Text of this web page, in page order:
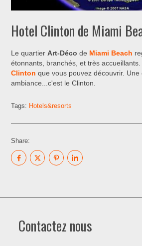
Hotel Clinton de Miami
Le quartierArt-Déco de Miami Beach
étonnants, branchés, et très
Clinton que vous pouvez découvrir.
ambiance...c'est le Clinton.
Tags: Hotels&resorts
Share:
Contactez nous